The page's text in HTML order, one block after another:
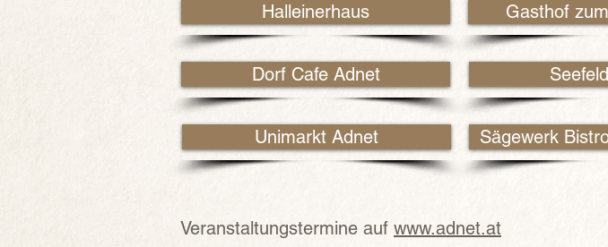
Halleinerhaus
Gasthof
Dorf Cafe Adnet
Unimarkt Adnet Sägewerk
Veranstaltungstermine auf www.adnet.at